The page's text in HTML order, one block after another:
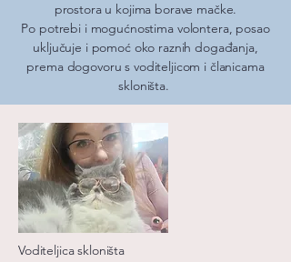
prostora u kojima borave mačke.
Po potrebi i mogućnostima volontera, posao
uključuje i pomoć oko raznih događanja,
prema dogovoru s voditeljicom i članicama
skloništa.
Voditeljica skloništa